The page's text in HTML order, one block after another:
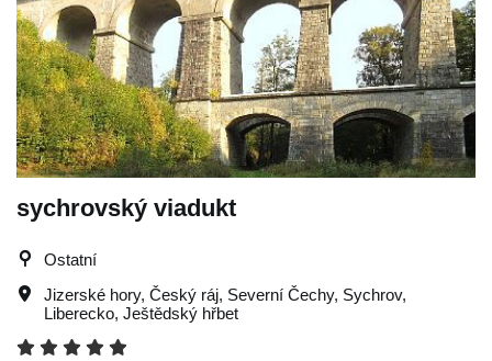
sychrovský viadukt
Ostatní
Jizerské hory, Český ráj, Severní Čechy, Sychrov,
Liberecko, Ještědský hřbet